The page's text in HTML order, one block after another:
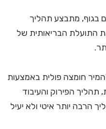
בגוף, מתבצע תהליך
התועלת הבריאותית של
חומצה פולית באמצעות
תהליך הפירוק והעיבוד
יותר איטי ולא יעיל